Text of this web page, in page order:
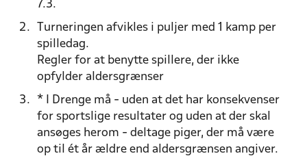
7.3.
Turneringen afvikles i puljer med 1 kamp per
spilledag.
Regler for at benytte spillere, der ikke
opfylder aldersgrænser
* I Drenge må - uden at det har konsekvenser
for sportslige resultater og uden at der skal
ansøges herom - deltage piger, der må være
op til ét år ældre end aldersgrænsen angiver.